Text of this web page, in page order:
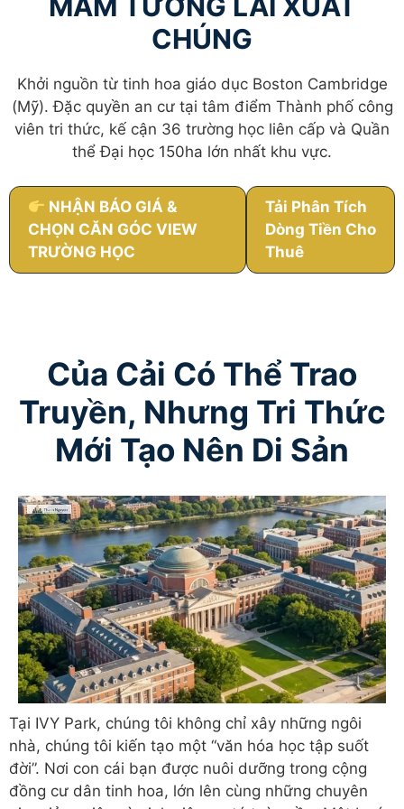
CHÚNG
Khởi nguồn từ tinh hoa giáo dục Boston Cambridge
(Mỹ). Đặc quyền an cư tại tâm điểm Thành phố công
viên tri thức, kế cận 36 trường học liên cấp và Quần
thể Đại học 150ha lớn nhất khu vực.
NHẬN BÁO GIÁ &
CHỌN CĂN GÓC VIEW
TRƯỜNG HỌC
Tải Phân Tích
Dòng Tiền Cho
Thuê
Của Cải Có Thể Trao
Truyền, Nhưng Tri Thức
Mới Tạo Nên Di Sản
Tại IVY Park, chúng tôi không chỉ xây những ngôi
nhà, chúng tôi kiến tạo một “văn hóa học tập suốt
đời”. Nơi con cái bạn được nuôi dưỡng trong cộng
đồng cư dân tinh hoa, lớn lên cùng những chuyên